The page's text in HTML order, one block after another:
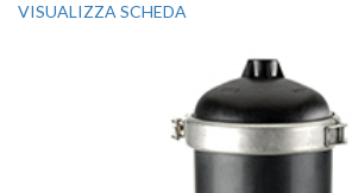
VISUALIZZA SCHEDA